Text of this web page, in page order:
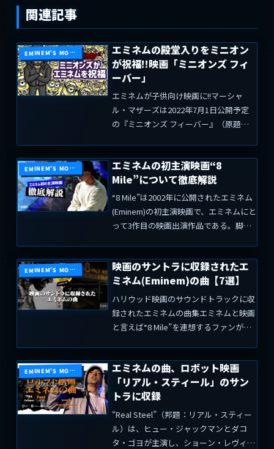
関連記事
EMINEM'S MOVIE
エミネムの殿堂入りをミニオン
が祝福!!映画「ミニオンズ フィ
ーバー」
エミネムが子供向け映画に!!マーシャ
ル・マザーズは2022年7月1日公開予定
の『ミニオンズ フィーバー』（原題：
トのドンは2022年3月30日...
EMINEM'S MOVIE
エミネムの初主演映画“8
Mile”について徹底解説
“8 Mile”は2002年に公開されたエミネム
(Eminem)の初主演映画で、エミネムにと
って3作目の映画出演作品である。脚本
Mekhi Phifer、Brittany ...
EMINEM'S MOVIE
映画のサントラに収録されたエ
ミネム(Eminem)の曲【7選】
ハリウッド映画のサウンドトラックに収
録されたエミネムの曲集エミネムと映画
と言えば“8 Mile”を連想するファンが多
ムがサウンドトラックアルバムのエグゼ
クテ...
EMINEM'S MOVIE
エミネムの曲、ロボット映画
「リアル・スティール」のサン
トラに収録
“Real Steel”（邦題：リアル・スティー
ル）は、ヒュー・ジャックマンとダコ
タ・ゴヨが主演し、ショーン・レヴィが